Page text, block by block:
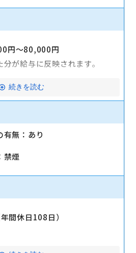
～80,000円
給与に反映されます。
続きを読む
有無：あり
禁煙
間休日108日）